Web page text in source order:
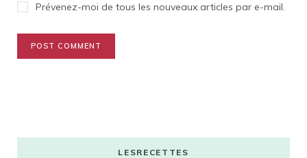
Prévenez-moi de tous les nouveaux articles par e-mail.
LESRECETTES